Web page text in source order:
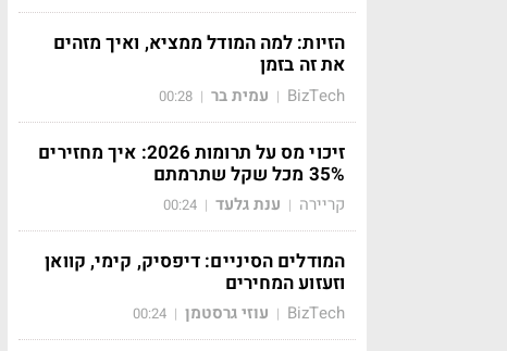
הזיות: למה המודל ממציא, ואיך מזהים
את זה בזמן
BizTech
| עמית בר |
00:28
זיכוי מס על תרומות 2026: איך מחזירים
35% מכל שקל שתרמתם
קריירה | ענת גלעד |
00:24
המודלים הסיניים: דיפסיק, קימי, קוואן
וזעזוע המחירים
BizTech
| עוזי גרסטמן |
00:24